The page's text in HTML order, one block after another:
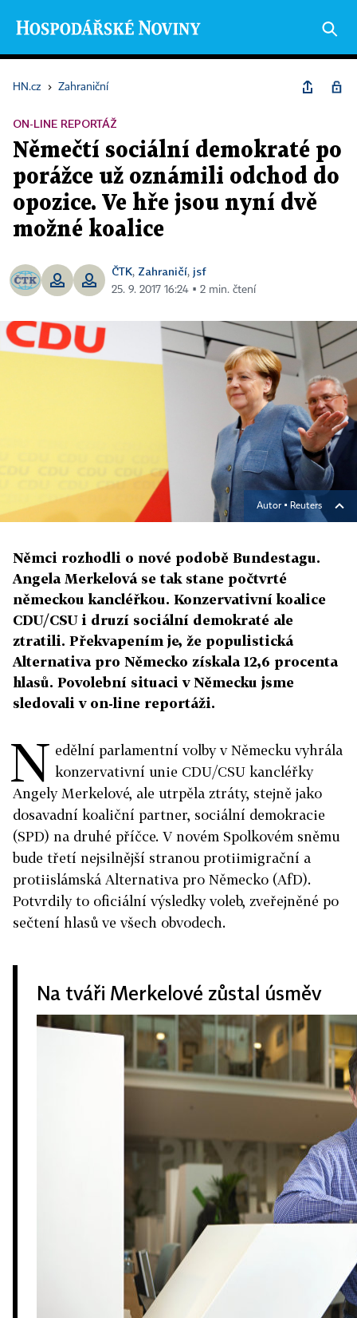
HN.cz › Zahraniční
ON-LINE REPORTÁŽ
Němečtí sociální demokraté po
porážce už oznámili odchod do
opozice. Ve hře jsou nyní dvě
možné koalice
ČTK, Zahraničí, jsf
25. 9. 2017 16:24 ▪ 2 min. čtení
Autor ▪ Reuters
Němci rozhodli o nové podobě Bundestagu.
Angela Merkelová se tak stane počtvrté
německou kancléřkou. Konzervativní koalice
CDU/CSU i druzí sociální demokraté ale
ztratili. Překvapením je, že populistická
Alternativa pro Německo získala 12,6 procenta
hlasů. Povolební situaci v Německu jsme
sledovali v on-line reportáži.
N edělní parlamentní volby v Německu vyhrála
konzervativní unie CDU/CSU kancléřky
Angely Merkelové, ale utrpěla ztráty, stejně jako
dosavadní koaliční partner, sociální demokracie
(SPD) na druhé příčce. V novém Spolkovém sněmu
bude třetí nejsilnější stranou protiimigrační a
protiislámská Alternativa pro Německo (AfD).
Potvrdily to oficiální výsledky voleb, zveřejněné po
sečtení hlasů ve všech obvodech.
Na tváři Merkelové zůstal úsměv